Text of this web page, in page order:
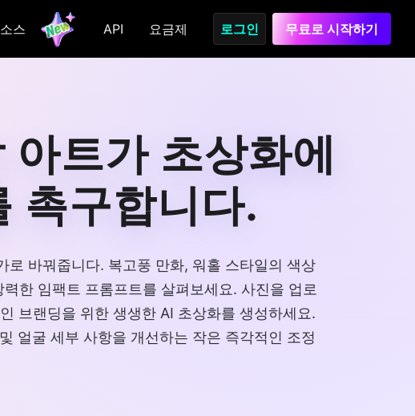
스 API 요금제 로그인 무료로 시작하기
트가 초상화에
촉구합니다.
바꿔줍니다. 복고풍 만화, 워홀 스타일의 색상
한 임팩트 프롬프트를 살펴보세요. 사진을 업로
브랜딩을 위한 생생한 AI 초상화를 생성하세요.
얼굴 세부 사항을 개선하는 작은 즉각적인 조정